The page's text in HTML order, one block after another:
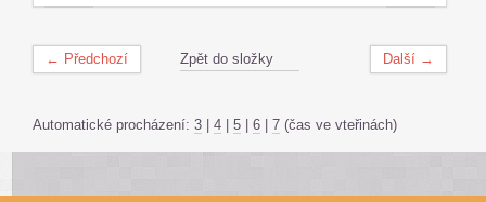
← Předchozí Další →
Zpět do složky
Automatické procházení: 3 4 5 6 7 (čas ve vteřinách)